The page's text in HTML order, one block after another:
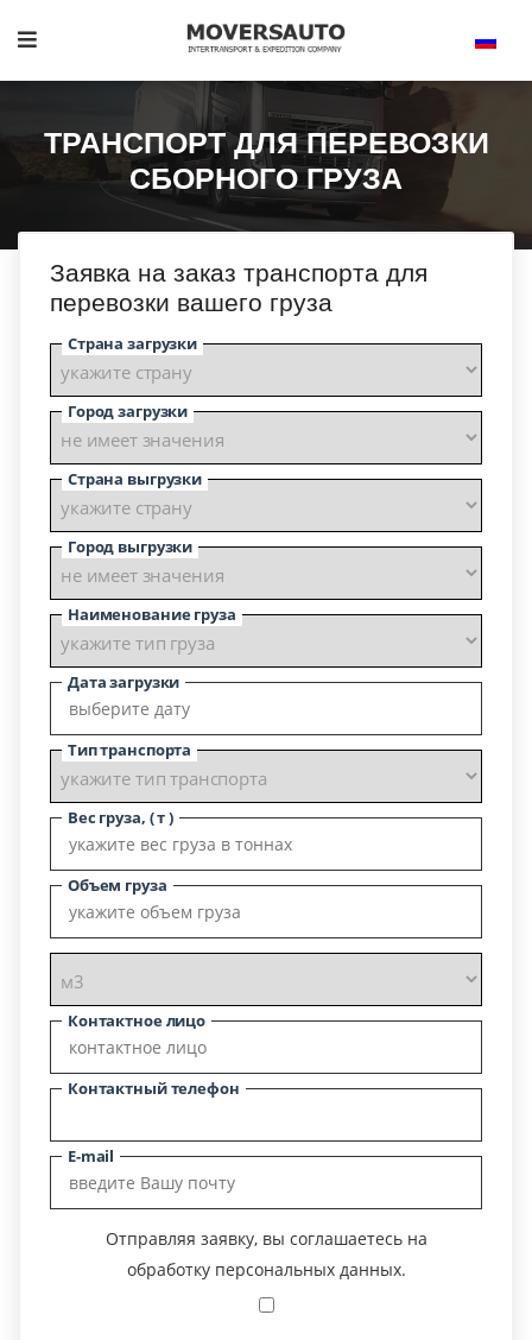
ТРАНСПОРТ ДЛЯ ПЕРЕВОЗКИ
СБОРНОГО ГРУЗА
Заявка на заказ транспорта для
перевозки вашего груза
Страна загрузки
Город загрузки
Страна выгрузки
Город выгрузки
Наименование груза
Дата загрузки
Тип транспорта
Вес груза, ( т )
Объем груза
Контактное лицо
Контактный телефон
E-mail
Отправляя заявку, вы соглашаетесь на
обработку персональных данных.